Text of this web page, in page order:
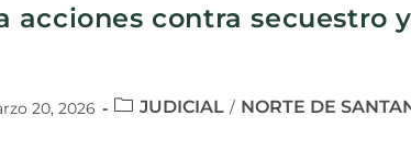
acciones contra secuestro
20, 2026 JUDICIAL / NORTE DE